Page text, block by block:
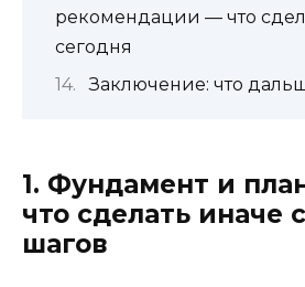
рекомендации — что
сегодня
Заключение: что
1. Фундамент и
что сделать иначе
шагов